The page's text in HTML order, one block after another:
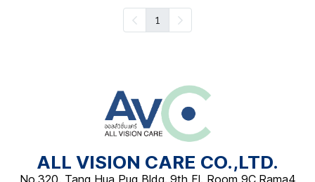
1
ALL VISION CARE CO.,LTD.
No.320, Tang Hua Pug Bldg.,9th Fl. Room 9C,Rama4